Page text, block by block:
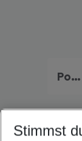
Portugal Urlaub
Quicklinks
Stimmst